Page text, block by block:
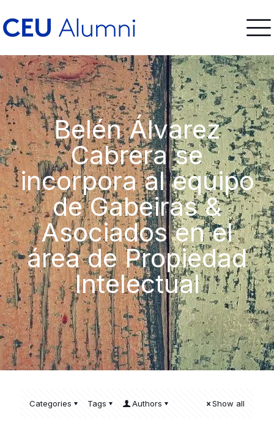
Belén Álvarez
Cabrera se
incorpora al equipo
de Gabeiras &
Asociados en el
área de Propiedad
Intelectual
Categories Tags Authors Show all